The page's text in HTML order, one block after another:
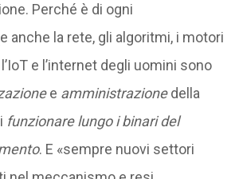
Perché è di ogni
anche la rete, gli algoritmi, i motori
e l’internet degli uomini sono
e amministrazionedella
funzionare lungo i binari del
. E «sempre nuovi settori